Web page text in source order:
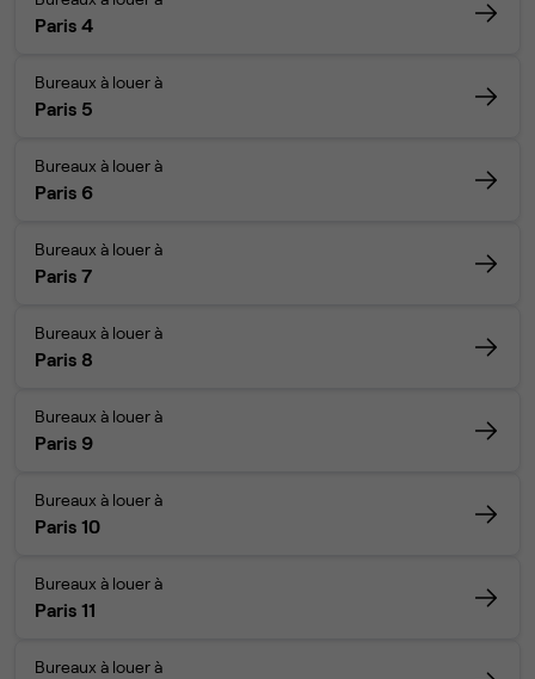
Paris 4
Bureaux à louer à
Paris 5
Bureaux à louer à
Paris 6
Bureaux à louer à
Paris 7
Bureaux à louer à
Paris 8
Bureaux à louer à
Paris 9
Bureaux à louer à
Paris 10
Bureaux à louer à
Paris 11
Bureaux à louer à